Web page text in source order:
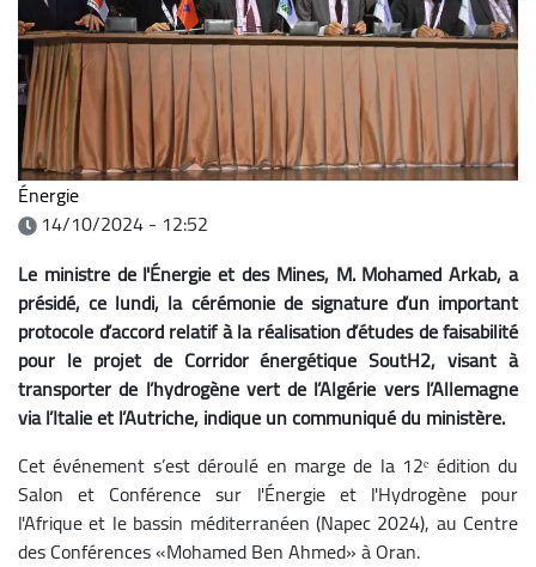
Énergie
14/10/2024 - 12:52
Le ministre de l'Énergie et des Mines, M. Mohamed Arkab, a
présidé, ce lundi, la cérémonie de signature d’un important
protocole d’accord relatif à la réalisation d’études de faisabilité
pour le projet de Corridor énergétique SoutH2, visant à
transporter de l’hydrogène vert de l’Algérie vers l’Allemagne
via l’Italie et l’Autriche, indique un communiqué du ministère.
Cet événement s’est déroulé en marge de la 12ᵉ édition du
Salon et Conférence sur l'Énergie et l'Hydrogène pour
l'Afrique et le bassin méditerranéen (Napec 2024), au Centre
des Conférences «Mohamed Ben Ahmed» à Oran.